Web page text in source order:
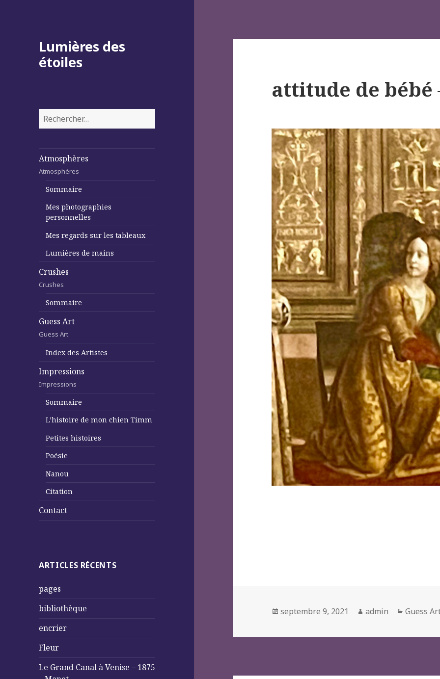
Lumières des
étoiles
Rechercher :
Atmosphères
Atmosphères
Sommaire
Mes photographies
personnelles
Mes regards sur les tableaux
Lumières de mains
Crushes
Crushes
Sommaire
Guess Art
Guess Art
Index des Artistes
Impressions
Impressions
Sommaire
L’histoire de mon chien Timm
Petites histoires
Poésie
Nanou
Citation
Contact
ARTICLES RÉCENTS
pages
bibliothèque
encrier
Fleur
Le Grand Canal à Venise – 1875
attitude de
Posted
septembre 9, 2021 Author
admin Guess